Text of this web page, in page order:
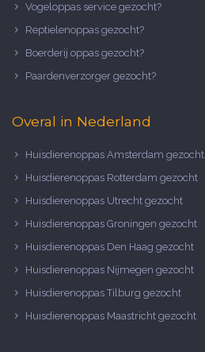
Vogeloppas service gezocht?
Reptielenoppas gezocht?
Boerderij oppas gezocht?
Paardenverzorger gezocht?
Overal in Nederland
Huisdierenoppas Amsterdam gezocht
Huisdierenoppas Rotterdam gezocht
Huisdierenoppas Utrecht gezocht
Huisdierenoppas Groningen gezocht
Huisdierenoppas Den Haag gezocht
Huisdierenoppas Nijmegen gezocht
Huisdierenoppas Tilburg gezocht
Huisdierenoppas Maastricht gezocht